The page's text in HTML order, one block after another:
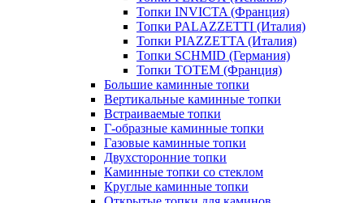
Топки INVICTA (Франция)
Топки PALAZZETTI (Италия)
Топки PIAZZETTA (Италия)
Топки SCHMID (Германия)
Топки TOTEM (Франция)
Большие каминные топки
Вертикальные каминные топки
Встраиваемые топки
Г-образные каминные топки
Газовые каминные топки
Двухсторонние топки
Каминные топки со стеклом
Круглые каминные топки